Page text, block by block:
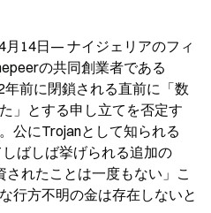
月14日— ナイジェリアのフィ
の共同創業者である
前に閉鎖される直前に「数
」とする申し立てを否定す
公にTrojanとして知られる
ばしば挙げられる追加の
れたことは一度もない」こ
行方不明の金は存在しないと